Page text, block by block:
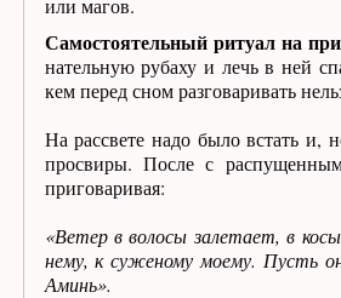
или магов.
Самостоятельный ритуал на
нательную рубаху и лечь в ней
кем перед сном разговаривать
На рассвете надо было встать и,
просвиры. После с
приговаривая:
«Ветер в волосы залетает, в
нему, к суженому моему. Пусть
Аминь».